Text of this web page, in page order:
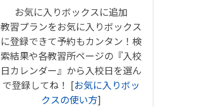
お気に入りボックスに追加
教習プランをお気に入りボックス
に登録できて予約もカンタン！検
索結果や各教習所ページの『入校
日カレンダー』から入校日を選ん
で登録してね！ [お気に入りボッ
クスの使い方]